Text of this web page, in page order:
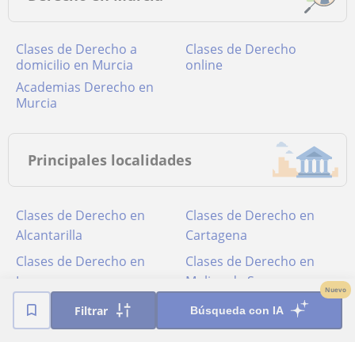
Filtrar Búsqueda con IA
Nuevo
Clases de Derecho a
domicilio en Murcia
Clases de Derecho
online
academias Derecho en
Murcia
Principales localidades
Clases de Derecho en
Alcantarilla
Clases de Derecho en
Cartagena
Clases de Derecho en
Lorca
Clases de Derecho en
Molina de Segura
Clases de Derecho en
Murcia